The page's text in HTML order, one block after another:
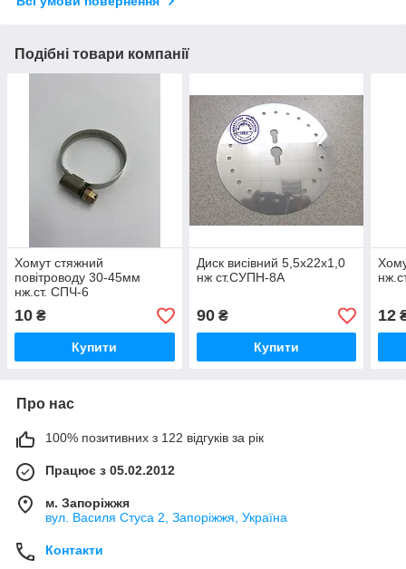
Подібні товари компанії
Хомут стяжний
повітроводу 30-45мм
нж.ст. СПЧ-6
10 ₴
Купити
Диск висівний 5,5х22х1,0
нж ст.СУПН-8А
90₴
Купити
12
Про нас
100% позитивних з 122 відгуків за рік
Працює з 05.02.2012
м. Запоріжжя
вул. Василя Стуса 2, Запоріжжя, Україна
Контакти